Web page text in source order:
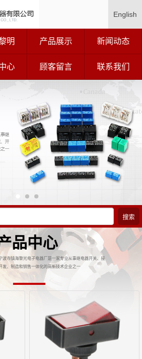
English
明 产品展示 新闻动态
心 顾客留言 联系我们
品中心
波市镇海黎光电子电器厂是一家专业从事继电器开关、接
发、制造和销售一体化的高新技术企业之一